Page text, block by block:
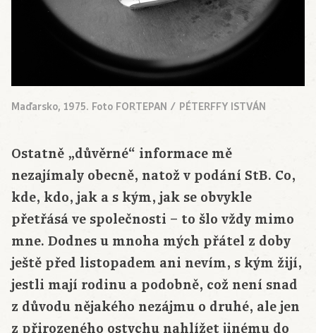
Maďarsko, 1975. Foto FORTEPAN / PÉTERFFY ISTVÁN
Ostatně „důvěrné“ informace mě
nezajímaly obecně, natož v podání StB. Co,
kde, kdo, jak a s kým, jak se obvykle
přetřásá ve společnosti – to šlo vždy mimo
mne. Dodnes u mnoha mých přátel z doby
ještě před listopadem ani nevím, s kým žijí,
jestli mají rodinu a podobně, což není snad
z důvodu nějakého nezájmu o druhé, ale jen
z přirozeného ostychu nahlížet jinému do